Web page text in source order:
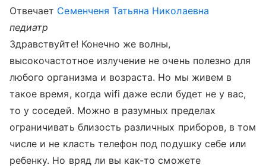
Отвечает Семенченя Татьяна Николаевна
педиатр
Здравствуйте! Конечно же волны,
высокочастотное излучение не очень полезно для
любого организма и возраста. Но мы живем в
такое время, когда wifi даже если будет не у вас,
то у соседей. Можно в разумных пределах
ограничивать близость различных приборов, в том
числе и не класть телефон под подушку себе или
ребенку. Но вряд ли вы как-то сможете